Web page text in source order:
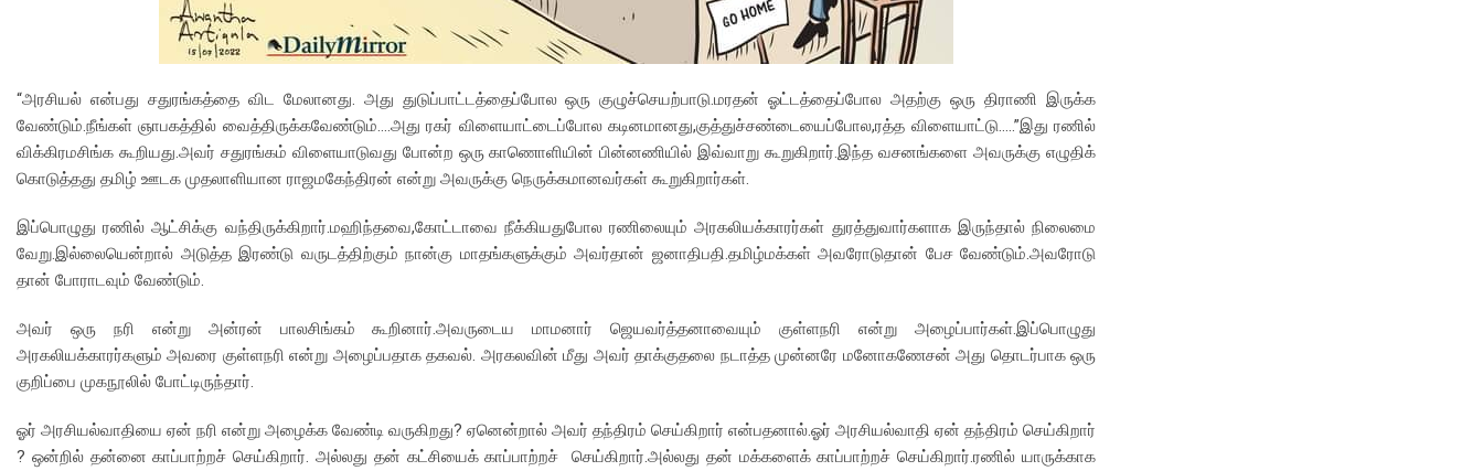
“அரசியல் என்பது சதுரங்கத்தை விட மேலானது. அது துடுப்பாட்டத்தைப்போல ஒரு குழுச்செயற்பாடு.மரதன் ஓட்டத்தைப்போல அதற்கு ஒரு திராணி இருக்க
வேண்டும்.நீங்கள் ஞாபகத்தில் வைத்திருக்கவேண்டும்….அது ரகர் விளையாட்டைப்போல கடினமானது,குத்துச்சண்டையைப்போல,ரத்த விளையாட்டு…..”இது ரணில்
விக்கிரமசிங்க கூறியது.அவர் சதுரங்கம் விளையாடுவது போன்ற ஒரு காணொளியின் பின்னணியில் இவ்வாறு கூறுகிறார்.இந்த வசனங்களை அவருக்கு எழுதிக்
கொடுத்தது தமிழ் ஊடக முதலாளியான ராஜமகேந்திரன் என்று அவருக்கு நெருக்கமானவர்கள் கூறுகிறார்கள்.
இப்பொழுது ரணில் ஆட்சிக்கு வந்திருக்கிறார்.மஹிந்தவை,கோட்டாவை நீக்கியதுபோல ரணிலையும் அரகலியக்காரர்கள் துரத்துவார்களாக இருந்தால் நிலைமை
வேறு.இல்லையென்றால் அடுத்த இரண்டு வருடத்திற்கும் நான்கு மாதங்களுக்கும் அவர்தான் ஜனாதிபதி.தமிழ்மக்கள் அவரோடுதான் பேச வேண்டும்.அவரோடு
தான் போராடவும் வேண்டும்.
அவர் ஒரு நரி என்று அன்ரன் பாலசிங்கம் கூறினார்.அவருடைய மாமனார் ஜெயவர்த்தனாவையும் குள்ளநரி என்று அழைப்பார்கள்.இப்பொழுது
அரகலியக்காரர்களும் அவரை குள்ளநரி என்று அழைப்பதாக தகவல். அரகலவின் மீது அவர் தாக்குதலை நடாத்த முன்னரே மனோகணேசன் அது தொடர்பாக ஒரு
குறிப்பை முகநூலில் போட்டிருந்தார்.
ஓர் அரசியல்வாதியை ஏன் நரி என்று அழைக்க வேண்டி வருகிறது? ஏனென்றால் அவர் தந்திரம் செய்கிறார் என்பதனால்.ஓர் அரசியல்வாதி ஏன் தந்திரம் செய்கிறார்
? ஒன்றில் தன்னை காப்பாற்றச் செய்கிறார். அல்லது தன் கட்சியைக் காப்பாற்றச் செய்கிறார்.அல்லது தன் மக்களைக் காப்பாற்றச் செய்கிறார்.ரணில் யாருக்காக